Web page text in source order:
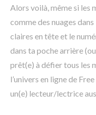
Alors voilà, même si les
comme des nuages
claires en tête et le
dans ta poche arrière
prêt(e) à défier tous les
l’univers en ligne de
un(e) lecteur/lectrice